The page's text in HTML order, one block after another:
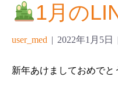
1月の
user_med | 2022年1月5日
新年あけましておめでと